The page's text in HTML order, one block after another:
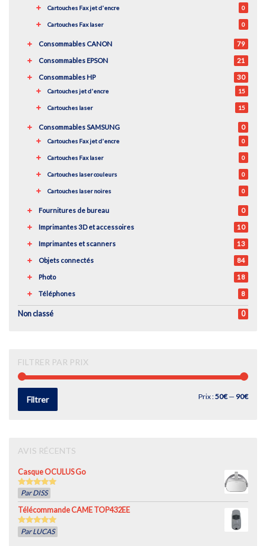
Cartouches Fax jet d'encre 0
Cartouches Fax laser 0
Consommables CANON 79
Consommables EPSON 21
Consommables HP 30
Cartouches jet d'encre 15
Cartouches laser 15
Consommables SAMSUNG 0
Cartouches Fax jet d'encre 0
Cartouches Fax laser 0
Cartouches laser couleurs 0
Cartouches laser noires 0
Fournitures de bureau 0
Imprimantes 3D et accessoires 10
Imprimantes et scanners 13
Objets connectés 84
Photo 18
Téléphones 8
Non classé 0
FILTRER PAR PRIX
Filtrer Prix :50€— 90€
AVIS RÉCENTS
Casque OCULUS Go
out of 5
Par DISS
Télécommande CAME TOP432EE
out of 5
Par LUCAS